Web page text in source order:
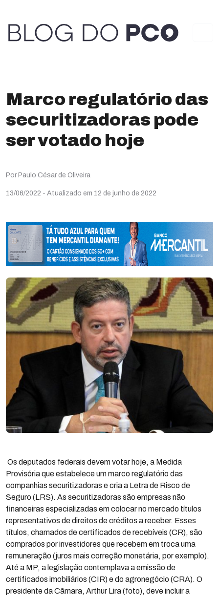
Marco regulatório das
securitizadoras pode
ser votado hoje
Por Paulo César de Oliveira
13/06/2022 - Atualizado em 12 de junho de 2022
Os deputados federais devem votar hoje, a Medida
Provisória que estabelece um marco regulatório das
companhias securitizadoras e cria a Letra de Risco de
Seguro (LRS). As securitizadoras são empresas não
financeiras especializadas em colocar no mercado títulos
representativos de direitos de créditos a receber. Esses
títulos, chamados de certificados de recebíveis (CR), são
comprados por investidores que recebem em troca uma
remuneração (juros mais correção monetária, por exemplo).
Até a MP, a legislação contemplava a emissão de
certificados imobiliários (CIR) e do agronegócio (CRA). O
presidente da Câmara, Arthur Lira (foto), deve incluir a